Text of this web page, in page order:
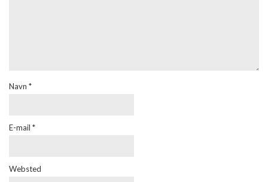
Navn *
E-mail *
Websted